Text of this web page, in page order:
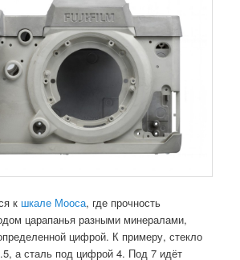
к шкале Мооса, где прочность
царапанья разными минералами,
цифрой. К примеру, стекло
а сталь под цифрой 4. Под 7 идёт